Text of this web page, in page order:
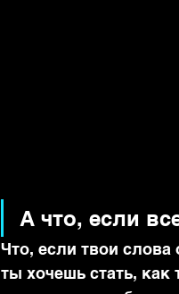
А что, если
Что, если твои
ты хочешь стать, как